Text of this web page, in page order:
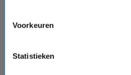
Voorkeuren
Statistieken